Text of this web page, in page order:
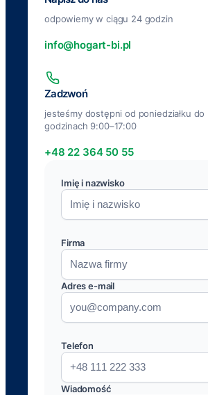
odpowiemy w ciągu 24 godzin
info@hogart-bi.pl
Zadzwoń
jesteśmy dostępni od poniedziałku do
godzinach 9:00–17:00
+48 22 364 50 55
Imię i nazwisko
Firma
Adres e-mail
Telefon
Wiadomość